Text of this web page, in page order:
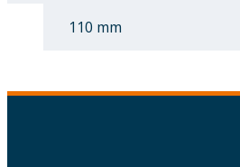
110 mm